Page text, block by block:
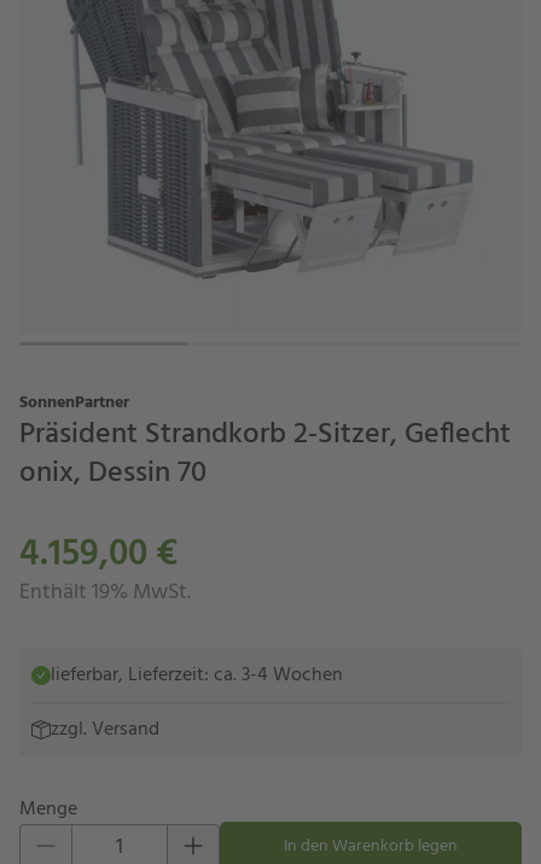
SonnenPartner
Präsident Strandkorb 2-Sitzer, Geflecht
onix, Dessin 70
4.159,00 €
Enthält 19% MwSt.
lieferbar, Lieferzeit: ca. 3-4 Wochen
zzgl. Versand
Menge
Eins hinzufügen Eins entfernenIn den Warenkorb legen